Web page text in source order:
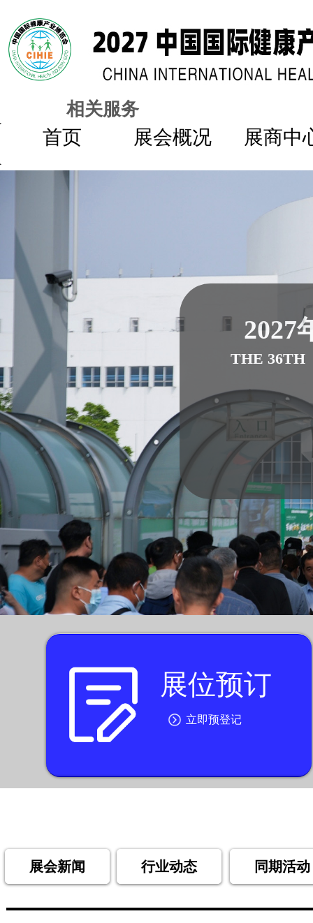
相关服务
首页 展会概况 展商中
2027
THE 36TH
立即预登记
展位预订
行业动态
展会新闻 同期活动